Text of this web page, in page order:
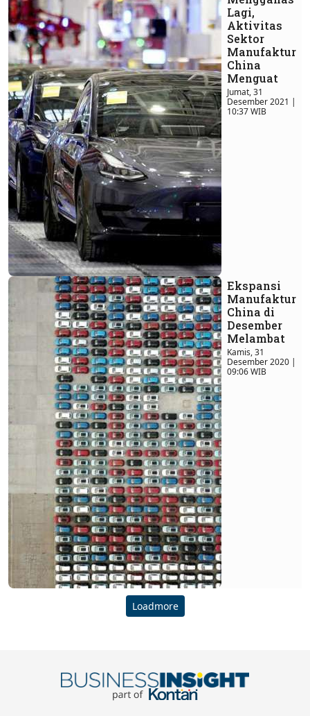
Lagi,
Aktivitas
Sektor
Manufaktur
China
Menguat
Jumat, 31
Desember 2021 |
10:37 WIB
Ekspansi
Manufaktur
China di
Desember
Melambat
Kamis, 31
Desember 2020 |
09:06 WIB
Loadmore